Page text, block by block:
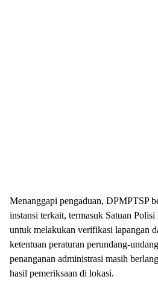
Menanggapi pengaduan, DPMPTSP
instansi terkait, termasuk Satuan
untuk melakukan verifikasi lapangan
ketentuan peraturan perundang-
penanganan administrasi masih
hasil pemeriksaan di lokasi.